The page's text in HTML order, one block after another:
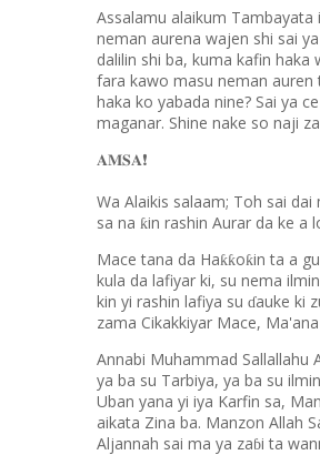
Assalamu alaikum Tambayata
neman aurena wajen shi sai
dalilin shi ba, kuma kafin haka
fara kawo masu neman
haka ko yabada nine? Sai ya
maganar. Shine nake so naji
𝐀𝐌𝐒𝐀❗️
Wa Alaikis salaam; Toh sai
sa na ƙin rashin Aurar da ke a
Mace tana da Haƙƙoƙin ta a
kula da lafiyar ki, su nema
kin yi rashin lafiya su ɗauke ki
zama Cikakkiyar Mace,
Annabi Muhammad Sallallahu
ya ba su Tarbiya, ya ba su
Uban yana yi iya Karfin sa,
aikata Zina ba. Manzon Allah
Aljannah sai ma ya zaɓi ta